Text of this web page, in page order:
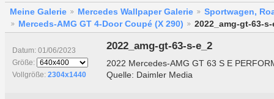
Meine Galerie Mercedes Wallpaper Galerie
Sportwagen,
Merceds-AMG GT 4-Door Coupé (X 290)
2022_amg-gt-63-s-
Datum: 01/06/2023
Größe:
Vollgröße: 2304x1440
2022_amg-gt-63-s-e_2
2022 Mercedes-AMG GT 63 S E
Quelle: Daimler Media